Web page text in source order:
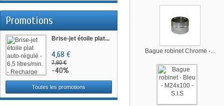
Promotions
Brise-jet étoile plat...
4,68 €
7,80 €
-40%
Toutes les promotions
Bague robinet Chrome -...